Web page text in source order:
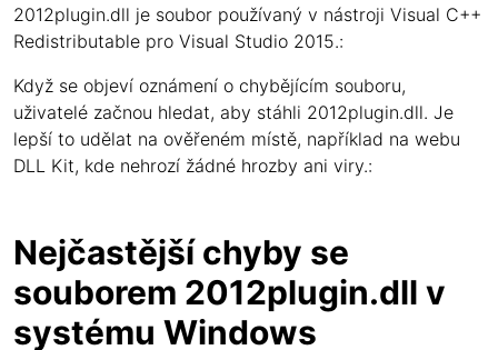
2012plugin.dll je soubor používaný v nástroji Visual C++
Redistributable pro Visual Studio 2015.:
Když se objeví oznámení o chybějícím souboru,
uživatelé začnou hledat, aby stáhli 2012plugin.dll. Je
lepší to udělat na ověřeném místě, například na webu
DLL Kit, kde nehrozí žádné hrozby ani viry.:
Nejčastější chyby se
souborem 2012plugin.dll v
systému Windows